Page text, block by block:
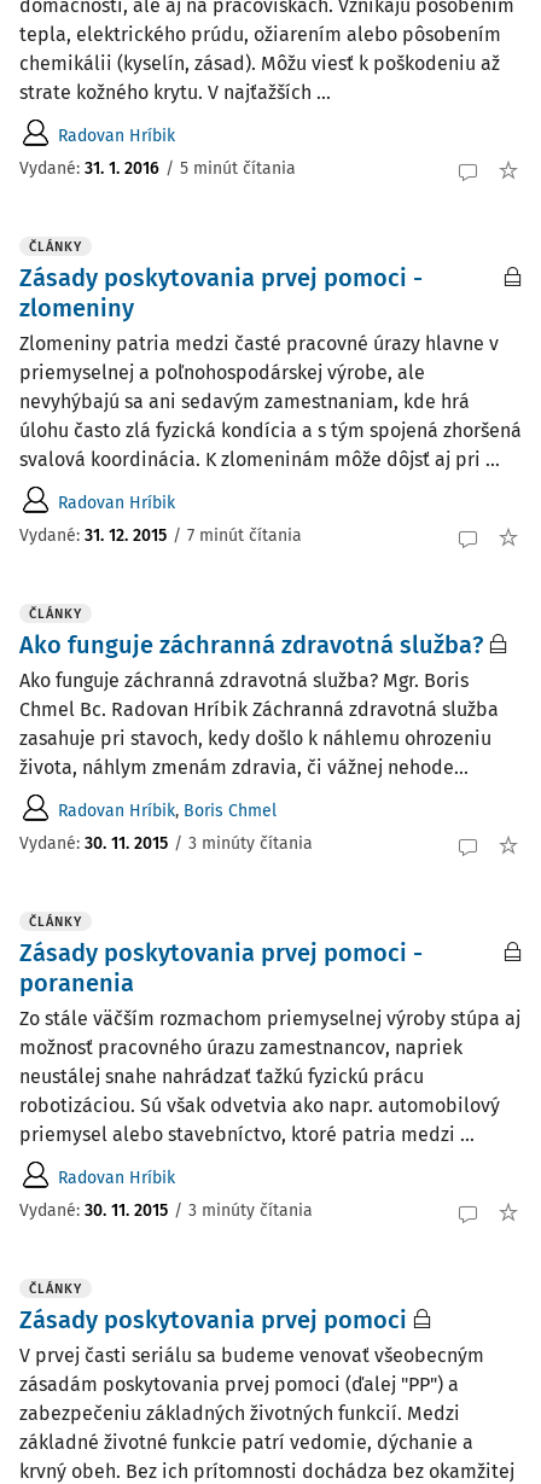
domácnosti, ale aj na pracoviskách. Vznikajú pôsobením
tepla, elektrického prúdu, ožiarením alebo pôsobením
chemikálii (kyselín, zásad). Môžu viesť k poškodeniu až
strate kožného krytu. V najťažších ...
Radovan Hríbik
Vydané: 31. 1. 2016 / 5 minút čítania
ČLÁNKY
Zásady poskytovania prvej pomoci -
zlomeniny
Zlomeniny patria medzi časté pracovné úrazy hlavne v
priemyselnej a poľnohospodárskej výrobe, ale
nevyhýbajú sa ani sedavým zamestnaniam, kde hrá
úlohu často zlá fyzická kondícia a s tým spojená zhoršená
svalová koordinácia. K zlomeninám môže dôjsť aj pri ...
Radovan Hríbik
Vydané: 31. 12. 2015 / 7 minút čítania
ČLÁNKY
Ako funguje záchranná zdravotná služba?
Ako funguje záchranná zdravotná služba? Mgr. Boris
Chmel Bc. Radovan Hríbik Záchranná zdravotná služba
zasahuje pri stavoch, kedy došlo k náhlemu ohrozeniu
života, náhlym zmenám zdravia, či vážnej nehode...
Radovan Hríbik, Boris Chmel
Vydané: 30. 11. 2015 / 3 minúty čítania
ČLÁNKY
Zásady poskytovania prvej pomoci -
poranenia
Zo stále väčším rozmachom priemyselnej výroby stúpa aj
možnosť pracovného úrazu zamestnancov, napriek
neustálej snahe nahrádzať ťažkú fyzickú prácu
robotizáciou. Sú však odvetvia ako napr. automobilový
priemysel alebo stavebníctvo, ktoré patria medzi ...
Radovan Hríbik
Vydané: 30. 11. 2015 / 3 minúty čítania
ČLÁNKY
Zásady poskytovania prvej pomoci
V prvej časti seriálu sa budeme venovať všeobecným
zásadám poskytovania prvej pomoci (ďalej "PP") a
zabezpečeniu základných životných funkcií. Medzi
základné životné funkcie patrí vedomie, dýchanie a
krvný obeh. Bez ich prítomnosti dochádza bez okamžitej